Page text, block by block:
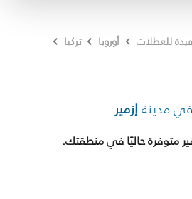
للعطلات أوروبا
تركيا
مدينة إزمير
متوفرة حاليًا في منطقتك.